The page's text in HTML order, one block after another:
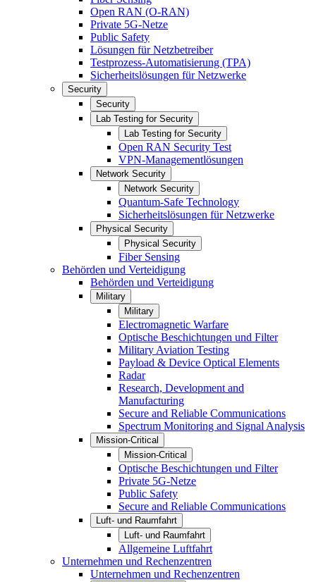
Open RAN (O-RAN)
Private 5G-Netze
Public Safety
Lösungen für Netzbetreiber
Testprozess-Automatisierung (TPA)
Sicherheitslösungen für Netzwerke
Security
Security
Lab Testing for Security
Lab Testing for Security
Open RAN Security Test
VPN-Managementlösungen
Network Security
Network Security
Quantum-Safe Technology
Sicherheitslösungen für Netzwerke
Physical Security
Physical Security
Fiber Sensing
Behörden und Verteidigung
Behörden und Verteidigung
Military
Military
Electromagnetic Warfare
Optische Beschichtungen und Filter
Military Aviation Testing
Payload & Device Optical Elements
Radar
Research, Development and
Manufacturing
Secure and Reliable Communications
Spectrum Monitoring and Signal Analysis
Mission-Critical
Mission-Critical
Optische Beschichtungen und Filter
Private 5G-Netze
Public Safety
Secure and Reliable Communications
Luft- und Raumfahrt
Luft- und Raumfahrt
Allgemeine Luftfahrt
Unternehmen und Rechenzentren
Unternehmen und Rechenzentren